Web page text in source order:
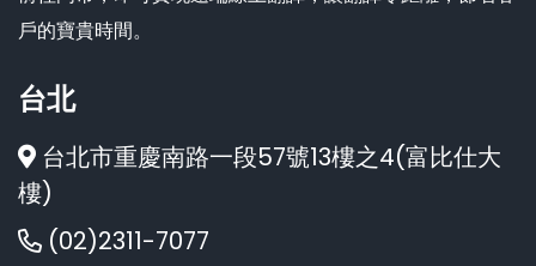
戶的寶貴時間。
台北
台北市重慶南路一段57號13樓之4(富比仕大
樓)
(02)2311-7077